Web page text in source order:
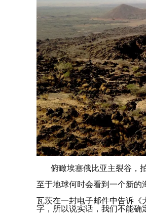
俯瞰埃塞俄比亚主裂谷，
至于地球何时会看到一个新的
瓦茨在一封电子邮件中告诉《
字，所以说实话，我们不能确